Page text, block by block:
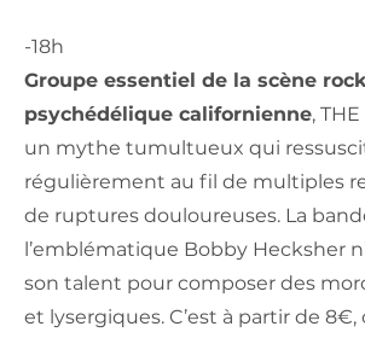
-18h
Groupe essentiel de la scène
psychédélique californienne,
un mythe tumultueux qui
régulièrement au fil de multiples
de ruptures douloureuses. La
l’emblématique Bobby Hecksher
son talent pour composer des
et lysergiques. C’est à partir de 8€,